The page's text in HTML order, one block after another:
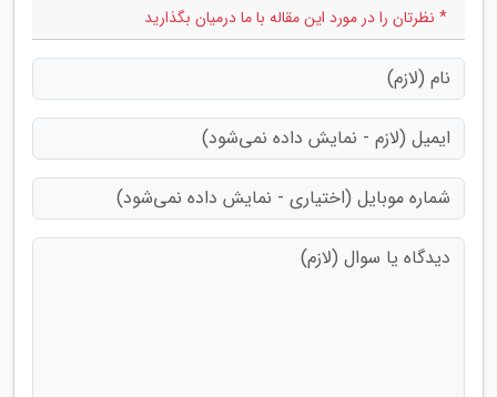
* نظرتان را در مورد این مقاله با ما درمیان بگذارید